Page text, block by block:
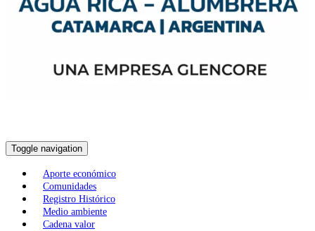
Toggle navigation
Aporte económico
Comunidades
Registro Histórico
Medio ambiente
Cadena valor